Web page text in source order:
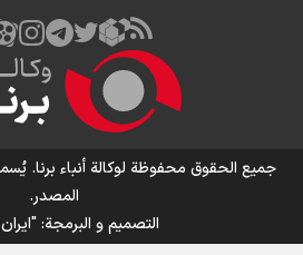
جميع الحقوق محفوظة لوكالة أنباء برنا.
المصدر.
التصمیم و البرمجة: